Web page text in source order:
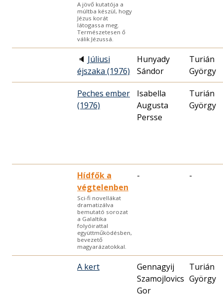
A jövő kutatója a
múltba készül, hogy
Jézus korát
látogassa meg.
Természetesen ő
válik Jézussá.
🔈 Júliusi
éjszaka (1976)
Hunyady
Sándor
Turián
György
Peches ember
(1976)
Isabella
Augusta
Persse
Turián
György
Hídfők a
végtelenben
Sci-fi novellákat
dramatizálva
bemutató sorozat
a Galaltika
folyóirattal
együttműködésben,
bevezető
magyarázatokkal.
- -
A kert
Gennagyij
Szamojlovics
Gor
Turián
György